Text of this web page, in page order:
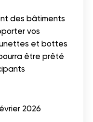
des bâtiments
vos
et bottes
être prêté
2026